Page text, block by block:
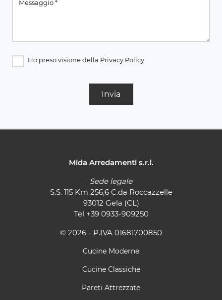
Ho preso visione della Privacy Policy
Invia
Mida Arredamenti s.r.l.
Sede legale
S.S. 115 Km 256,6 C.da Roccazzelle
93012 Gela (CL)
Tel +39 0933-909250
© 2026 - P.IVA 01681700850
Cucine Moderne
Cucine Classiche
Pareti Attrezzate